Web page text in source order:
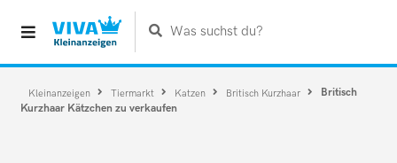
Was suchst du?
Kleinanzeigen Tiermarkt Katzen Britisch Kurzhaar
Britisch
Kurzhaar Kätzchen zu verkaufen